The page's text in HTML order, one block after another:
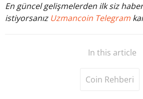
En güncel gelişmelerden ilk siz
istiyorsanız Uzmancoin Telegram
In this article
Coin Rehberi